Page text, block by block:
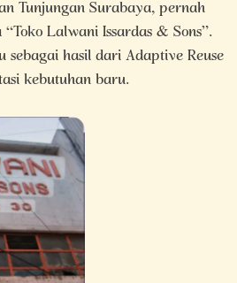
Tunjungan Surabaya, pernah
Lalwani Issardas & Sons”.
hasil dari Adaptive Reuse
kebutuhan baru.